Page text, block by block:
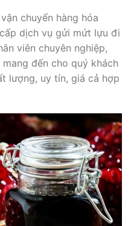
chuyển hàng hóa
dịch vụ gửi mứt lựu đi
viên chuyên nghiệp,
đến cho quý khách
lượng, uy tín, giá cả hợp